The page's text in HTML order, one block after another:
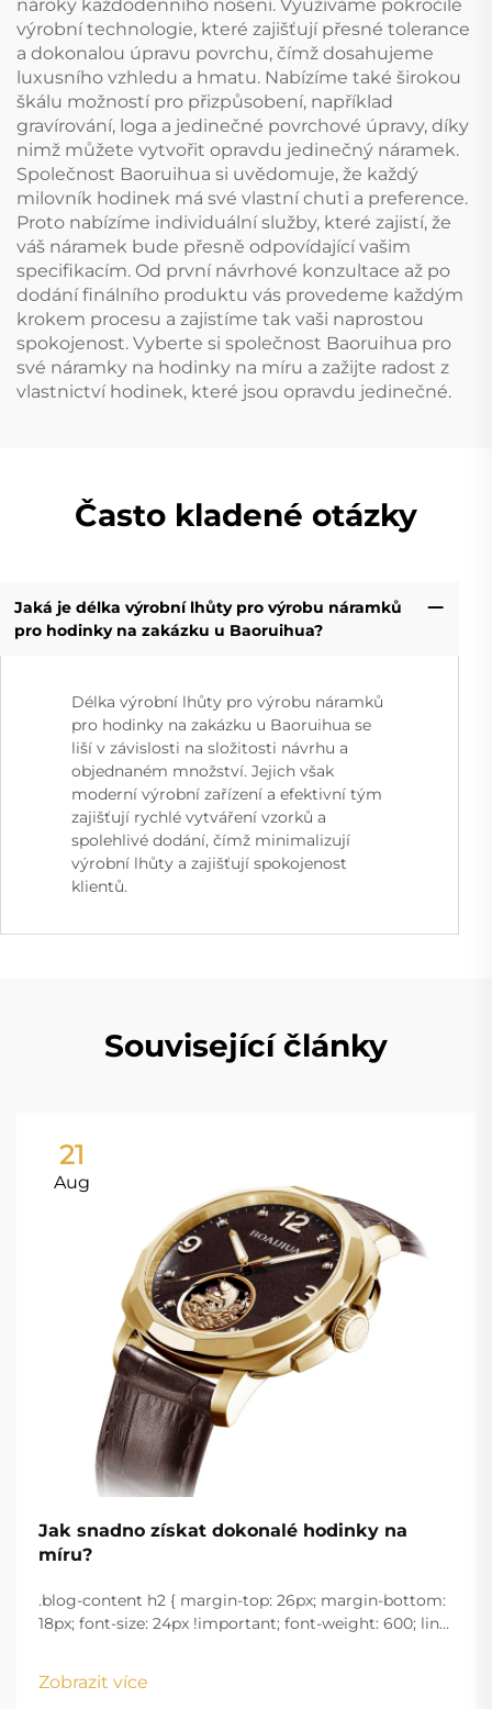
nároky každodenního nošení. Využíváme pokročilé
výrobní technologie, které zajišťují přesné tolerance
a dokonalou úpravu povrchu, čímž dosahujeme
luxusního vzhledu a hmatu. Nabízíme také širokou
škálu možností pro přizpůsobení, například
gravírování, loga a jedinečné povrchové úpravy, díky
nimž můžete vytvořit opravdu jedinečný náramek.
Společnost Baoruihua si uvědomuje, že každý
milovník hodinek má své vlastní chuti a preference.
Proto nabízíme individuální služby, které zajistí, že
váš náramek bude přesně odpovídající vašim
specifikacím. Od první návrhové konzultace až po
dodání finálního produktu vás provedeme každým
krokem procesu a zajistíme tak vaši naprostou
spokojenost. Vyberte si společnost Baoruihua pro
své náramky na hodinky na míru a zažijte radost z
vlastnictví hodinek, které jsou opravdu jedinečné.
Často kladené otázky
Jaká je délka výrobní lhůty pro výrobu náramků
pro hodinky na zakázku u Baoruihua?
Délka výrobní lhůty pro výrobu náramků
pro hodinky na zakázku u Baoruihua se
liší v závislosti na složitosti návrhu a
objednaném množství. Jejich však
moderní výrobní zařízení a efektivní tým
zajišťují rychlé vytváření vzorků a
spolehlivé dodání, čímž minimalizují
výrobní lhůty a zajišťují spokojenost
klientů.
Související články
21
Aug
Jak snadno získat dokonalé hodinky na
míru?
.blog-content h2 { margin-top: 26px; margin-bottom:
18px; font-size: 24px !important; font-weight: 600; line-
w...
Zobrazit více